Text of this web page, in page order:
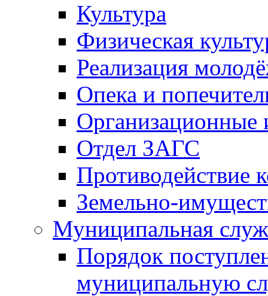
Культура
Физическая
Реализация
Опека и
Отдел ЗАГС
Противодействие
Земельно-
Муниципальная
Порядок
муниципальную